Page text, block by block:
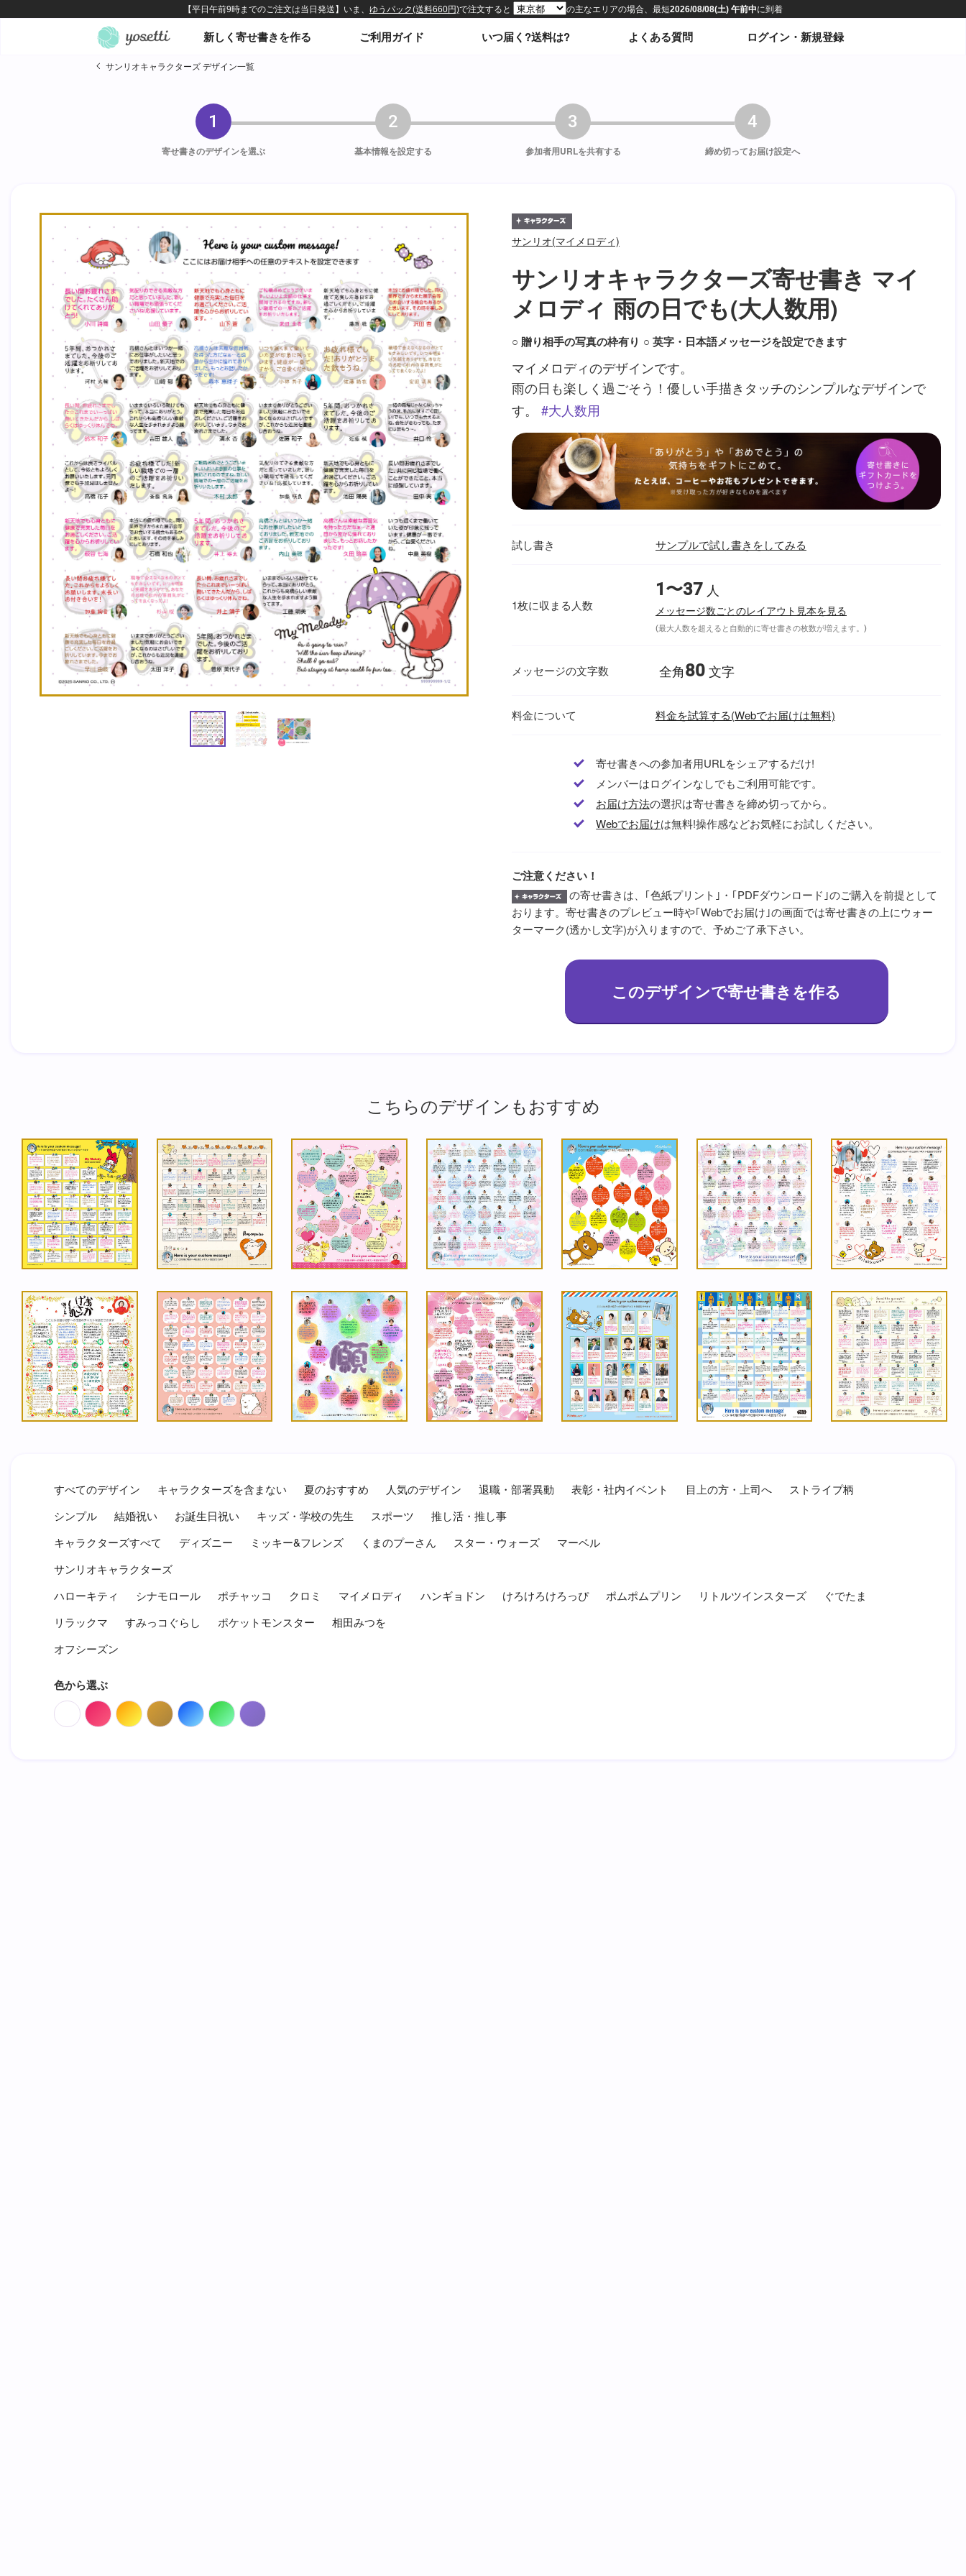
新しく寄せ書きを作る ご利用ガイド いつ届く?送料は? よくある質問 ログイン・新規登録
サンリオキャラクターズ デザイン一覧
1
寄せ書きのデザインを選ぶ
2
基本情報を設定する
3
参加者用URLを共有する
4
締め切ってお届け設定へ
サンリオ(マイメロディ)
サンリオキャラクターズ寄せ書き マイ
メロディ 雨の日でも(大人数用)
○ 贈り相手の写真の枠有り ○ 英字・日本語メッセージを設定できます
マイメロディのデザインです。
雨の日も楽しく過ごそう！優しい手描きタッチのシンプルなデザインで
す。
大人数用
試し書き サンプルで試し書きをしてみる
1枚に収まる人数
1〜37 人
メッセージ数ごとのレイアウト見本を見る
(最大人数を超えると自動的に寄せ書きの枚数が増えます。)
メッセージの文字数 全角80 文字
料金について 料金を試算する(Webでお届けは無料)
寄せ書きへの参加者用URLをシェアするだけ!
メンバーはログインなしでもご利用可能です。
お届け方法の選択は寄せ書きを締め切ってから。
Webでお届けは無料!操作感などお気軽にお試しください。
ご注意ください！
の寄せ書きは、｢色紙プリント｣・｢PDFダウンロード｣のご購入を前提として
おります。寄せ書きのプレビュー時や｢Webでお届け｣の画面では寄せ書きの上にウォー
ターマーク(透かし文字)が入りますので、予めご了承下さい。
こちらのデザインもおすすめ
すべてのデザイン キャラクターズを含まない 夏のおすすめ 人気のデザイン 退職・部署異動 表彰・社内イベント 目上の方・上司へ
ストライプ柄
シンプル
結婚祝い お誕生日祝い キッズ・学校の先生 スポーツ
推し活・推し事
キャラクターズすべて
ディズニー ミッキー&フレンズ くまのプーさん スター・ウォーズ
マーベル
サンリオキャラクターズ
ハローキティ
シナモロール ポチャッコ クロミ マイメロディ ハンギョドン けろけろけろっぴ ポムポムプリン リトルツインスターズ
ぐでたま
リラックマ
すみっコぐらし ポケットモンスター
相田みつを
オフシーズン
色から選ぶ